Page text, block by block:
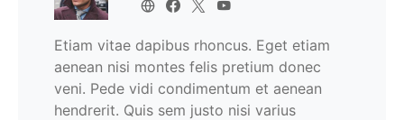
Etiam vitae dapibus rhoncus. Eget etiam
aenean nisi montes felis pretium donec
veni. Pede vidi condimentum et aenean
hendrerit. Quis sem justo nisi varius